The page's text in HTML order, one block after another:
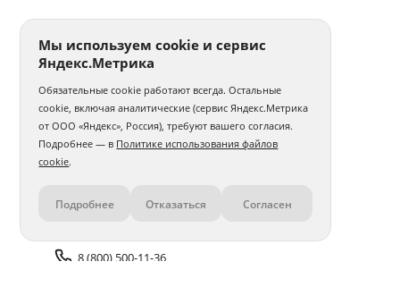
Контакты
8 (800) 500-11-36
Мы используем cookie и сервис
Яндекс.Метрика
Обязательные cookie работают всегда. Остальные
cookie, включая аналитические (сервис Яндекс.Метрика
от ООО «Яндекс», Россия), требуют вашего согласия.
Подробнее — в Политике использования файлов
cookie.
Подробнее Отказаться Согласен